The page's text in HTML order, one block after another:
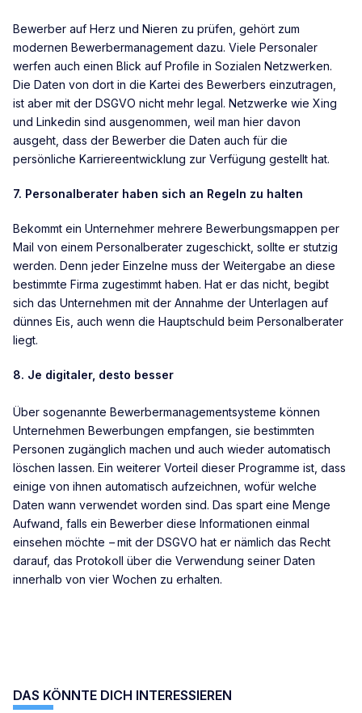
Bewerber auf Herz und Nieren zu prüfen, gehört zum
modernen Bewerbermanagement dazu. Viele Personaler
werfen auch einen Blick auf Profile in Sozialen Netzwerken.
Die Daten von dort in die Kartei des Bewerbers einzutragen,
ist aber mit der DSGVO nicht mehr legal. Netzwerke wie Xing
und Linkedin sind ausgenommen, weil man hier davon
ausgeht, dass der Bewerber die Daten auch für die
persönliche Karriereentwicklung zur Verfügung gestellt hat.
7. Personalberater haben sich an Regeln zu halten
Bekommt ein Unternehmer mehrere Bewerbungsmappen per
Mail von einem Personalberater zugeschickt, sollte er stutzig
werden. Denn jeder Einzelne muss der Weitergabe an diese
bestimmte Firma zugestimmt haben. Hat er das nicht, begibt
sich das Unternehmen mit der Annahme der Unterlagen auf
dünnes Eis, auch wenn die Hauptschuld beim Personalberater
liegt.
8. Je digitaler, desto besser
Über sogenannte Bewerbermanagementsysteme können
Unternehmen Bewerbungen empfangen, sie bestimmten
Personen zugänglich machen und auch wieder automatisch
löschen lassen. Ein weiterer Vorteil dieser Programme ist, dass
einige von ihnen automatisch aufzeichnen, wofür welche
Daten wann verwendet worden sind. Das spart eine Menge
Aufwand, falls ein Bewerber diese Informationen einmal
einsehen möchte –mit der DSGVO hat er nämlich das Recht
darauf, das Protokoll über die Verwendung seiner Daten
innerhalb von vier Wochen zu erhalten.
DAS KÖNNTE DICH INTERESSIEREN